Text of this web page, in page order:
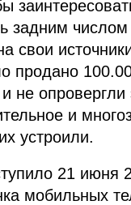
задним
свои
продано
и не
и
устроили.
21 июня
мобильных